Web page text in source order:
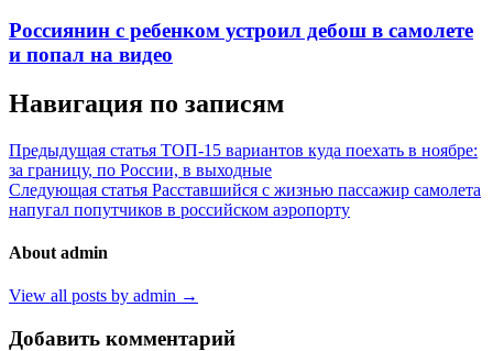
Россиянин с ребенком устроил дебош в самолете
и попал на видео
Навигация по записям
Предыдущая статья ТОП-15 вариантов куда поехать в ноябре:
за границу, по России, в выходные
Следующая статья Расставшийся с жизнью пассажир самолета
напугал попутчиков в российском аэропорту
About admin
View all posts by admin →
Добавить комментарий